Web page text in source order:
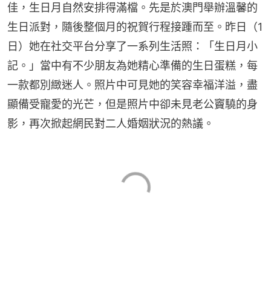
佳，生日月自然安排得滿檔。先是於澳門舉辦溫馨的
生日派對，隨後整個月的祝賀行程接踵而至。昨日（1
日）她在社交平台分享了一系列生活照：「生日月小
記。」當中有不少朋友為她精心準備的生日蛋糕，每
一款都別緻迷人。照片中可見她的笑容幸福洋溢，盡
顯備受寵愛的光芒，但是照片中卻未見老公竇驍的身
影，再次掀起網民對二人婚姻狀況的熱議。